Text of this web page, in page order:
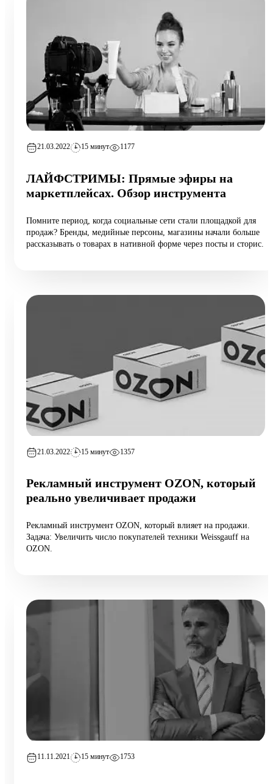
21.03.2022 15 минут 1177
ЛАЙФСТРИМЫ: Прямые эфиры на
маркетплейсах. Обзор инструмента
Помните период, когда социальные сети стали площадкой для
продаж? Бренды, медийные персоны, магазины начали больше
рассказывать о товарах в нативной форме через посты и сторис.
21.03.2022 15 минут 1357
Рекламный инструмент OZON, который
реально увеличивает продажи
Рекламный инструмент OZON, который влияет на продажи.
Задача: Увеличить число покупателей техники Weissgauff на
ОZON.
11.11.2021 15 минут 1753